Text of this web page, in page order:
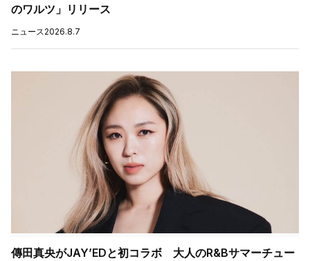
のワルツ」リリース
ニュース2026.8.7
傳田真央がJAY’EDと初コラボ 大人のR&Bサマーチュー